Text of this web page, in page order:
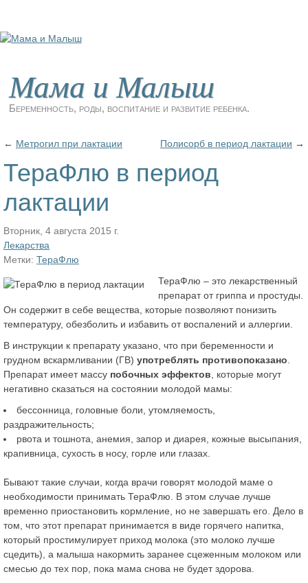
Мама и Малыш
Беременность, роды, воспитание и развитие ребенка.
← Метрогил при лактации Полисорб в период лактации →
ТераФлю в период
лактации
Вторник, 4 августа 2015 г.
Лекарства
Метки: ТераФлю
ТераФлю – это лекарственный
препарат от гриппа и простуды.
Он содержит в себе вещества, которые позволяют понизить
температуру, обезболить и избавить от воспалений и аллергии.
В инструкции к препарату указано, что при беременности и
грудном вскармливании (ГВ) употреблять противопоказано
Препарат имеет массу побочных эффектов , которые могут
негативно сказаться на состоянии молодой мамы:
бессонница, головные боли, утомляемость,
раздражительность;
рвота и тошнота, анемия, запор и диарея, кожные высыпания,
крапивница, сухость в носу, горле или глазах.
Бывают такие случаи, когда врачи говорят молодой маме о
необходимости принимать ТераФлю. В этом случае лучше
временно приостановить кормление, но не завершать его. Дело в
том, что этот препарат принимается в виде горячего напитка,
который простимулирует приход молока (это молоко лучше
сцедить), а малыша накормить заранее сцеженным молоком или
смесью до тех пор, пока мама снова не будет здорова.